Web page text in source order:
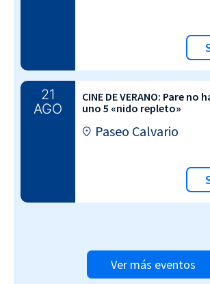
21
AGO
CINE DE VERANO: Pare no
uno 5 «nido repleto»
Paseo Calvario
Ver más eventos